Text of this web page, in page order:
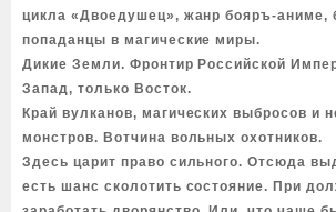
цикла «Двоедушец», жанр бояръ-аниме,
попаданцы в магические миры.
Дикие Земли. Фронтир Российской
Запад, только Восток.
Край вулканов, магических выбросов и
монстров. Вотчина вольных охотников.
Здесь царит право сильного. Отсюда
есть шанс сколотить состояние. При